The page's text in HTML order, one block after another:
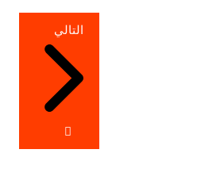
التالي